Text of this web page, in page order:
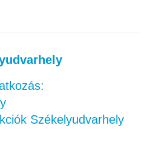
Székelyudvarhely